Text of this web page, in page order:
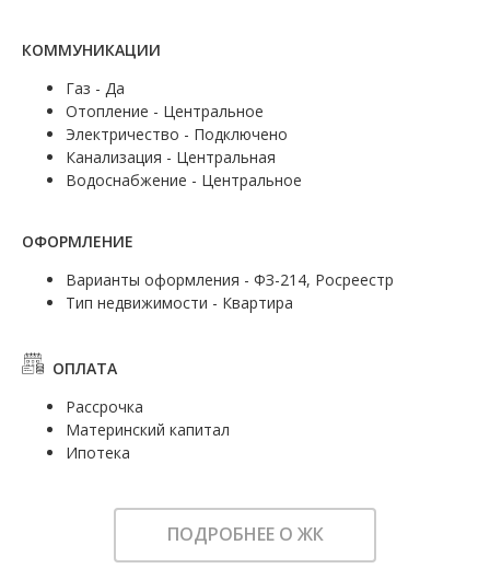
КОММУНИКАЦИИ
Газ - Да
Отопление - Центральное
Электричество - Подключено
Канализация - Центральная
Водоснабжение - Центральное
ОФОРМЛЕНИЕ
Варианты оформления - ФЗ-214, Росреестр
Тип недвижимости - Квартира
ОПЛАТА
Рассрочка
Материнский капитал
Ипотека
ПОДРОБНЕЕ О ЖК